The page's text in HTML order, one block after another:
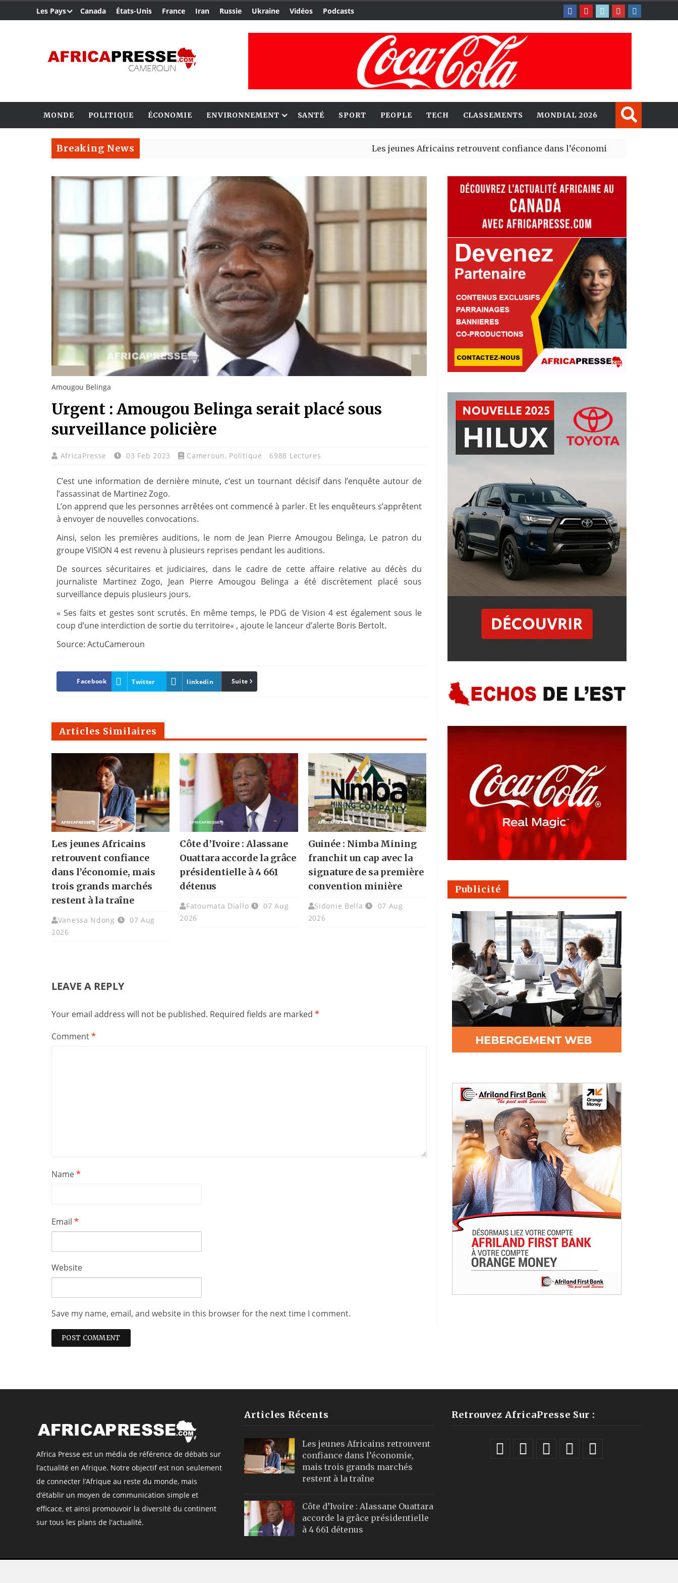
Les Pays Canada États-Unis France Iran Russie Ukraine Vidéos Podcasts
MONDE POLITIQUE ÉCONOMIE ENVIRONNEMENT SANTÉ SPORT PEOPLE TECH CLASSEMENTS MONDIAL 2026
Breaking News Les jeunes Africains retrouvent confiance dans l’économie, mais trois grands
Amougou Belinga
Urgent : Amougou Belinga serait placé sous
surveillance policière
AfricaPresse 03 Feb 2023 Cameroun, Politique 6988 Lectures
C’est une information de dernière minute, c’est un tournant décisif dans l’enquête autour de
l’assassinat de Martinez Zogo.
L’on apprend que les personnes arrêtées ont commencé à parler. Et les enquêteurs s’apprêtent
à envoyer de nouvelles convocations.
Ainsi, selon les premières auditions, le nom de Jean Pierre Amougou Belinga, Le patron du
groupe VISION 4 est revenu à plusieurs reprises pendant les auditions.
De sources sécuritaires et judiciaires, dans le cadre de cette affaire relative au décès du
journaliste Martinez Zogo, Jean Pierre Amougou Belinga a été discrètement placé sous
surveillance depuis plusieurs jours.
« Ses faits et gestes sont scrutés. En même temps, le PDG de Vision 4 est également sous le
coup d’une interdiction de sortie du territoire« , ajoute le lanceur d’alerte Boris Bertolt.
Source: ActuCameroun
Facebook Twitter linkedin Pinterest
Suite
Articles Similaires
Les jeunes Africains
retrouvent confiance
dans l’économie, mais
trois grands marchés
restent à la traîne
Vanessa Ndong
07 Aug
2026
Côte d’Ivoire : Alassane
Ouattara accorde la grâce
présidentielle à 4 661
détenus
Fatoumata Diallo
07 Aug
2026
Guinée : Nimba Mining
franchit un cap avec la
signature de sa première
convention minière
Sidonie Bella
07 Aug
2026
LEAVE A REPLY
Your email address will not be published. Required fields are marked *
Comment*
Name*
Email *
Website
Save my name, email, and website in this browser for the next time I comment.
Publicité
Africa Presse est un média de référence de débats sur
l’actualité en Afrique. Notre objectif est non seulement
de connecter l’Afrique au reste du monde, mais
d’établir un moyen de communication simple et
efficace, et ainsi promouvoir la diversité du continent
sur tous les plans de l'actualité.
Articles Récents
Les jeunes Africains retrouvent
confiance dans l’économie,
mais trois grands marchés
restent à la traîne
Côte d’Ivoire : Alassane Ouattara
accorde la grâce présidentielle
à 4 661 détenus
Retrouvez AfricaPresse Sur :